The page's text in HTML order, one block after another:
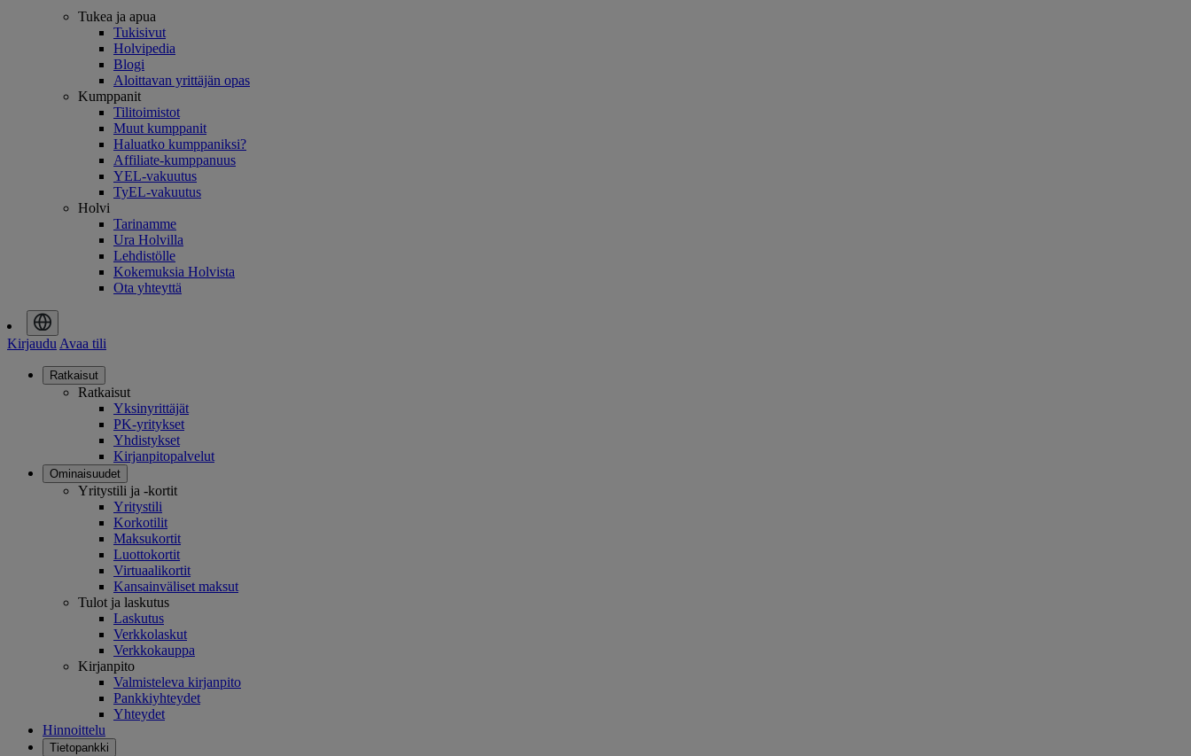
Tukea ja apua
Tukisivut
Holvipedia
Blogi
Aloittavan yrittäjän opas
Kumppanit
Tilitoimistot
Muut kumppanit
Haluatko kumppaniksi?
Affiliate-kumppanuus
YEL-vakuutus
TyEL-vakuutus
Holvi
Tarinamme
Ura Holvilla
Lehdistölle
Kokemuksia Holvista
Ota yhteyttä
Kirjaudu Avaa tili
Ratkaisut
Ratkaisut
Yksinyrittäjät
PK-yritykset
Yhdistykset
Kirjanpitopalvelut
Ominaisuudet
Yritystili ja -kortit
Yritystili
Korkotilit
Maksukortit
Luottokortit
Virtuaalikortit
Kansainväliset maksut
Tulot ja laskutus
Laskutus
Verkkolaskut
Verkkokauppa
Kirjanpito
Valmisteleva kirjanpito
Pankkiyhteydet
Yhteydet
Hinnoittelu
Tietopankki